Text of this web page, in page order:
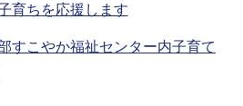
育ちを応援します
すこやか福祉センター内子育て